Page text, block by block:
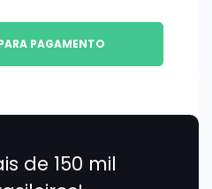
PAGAMENTO
de 150 mil